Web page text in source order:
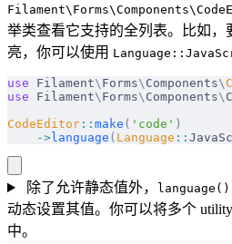
举类查看它支持的全列表。比如，
亮，你可以使用
use Filament\ Forms\ Components\
use Filament\ Forms\ Components\
CodeEditor :: make ( 'code' )
    ->
language ( Language ::
除了允许静态值外， language()
动态设置其值。你可以将多个
中。